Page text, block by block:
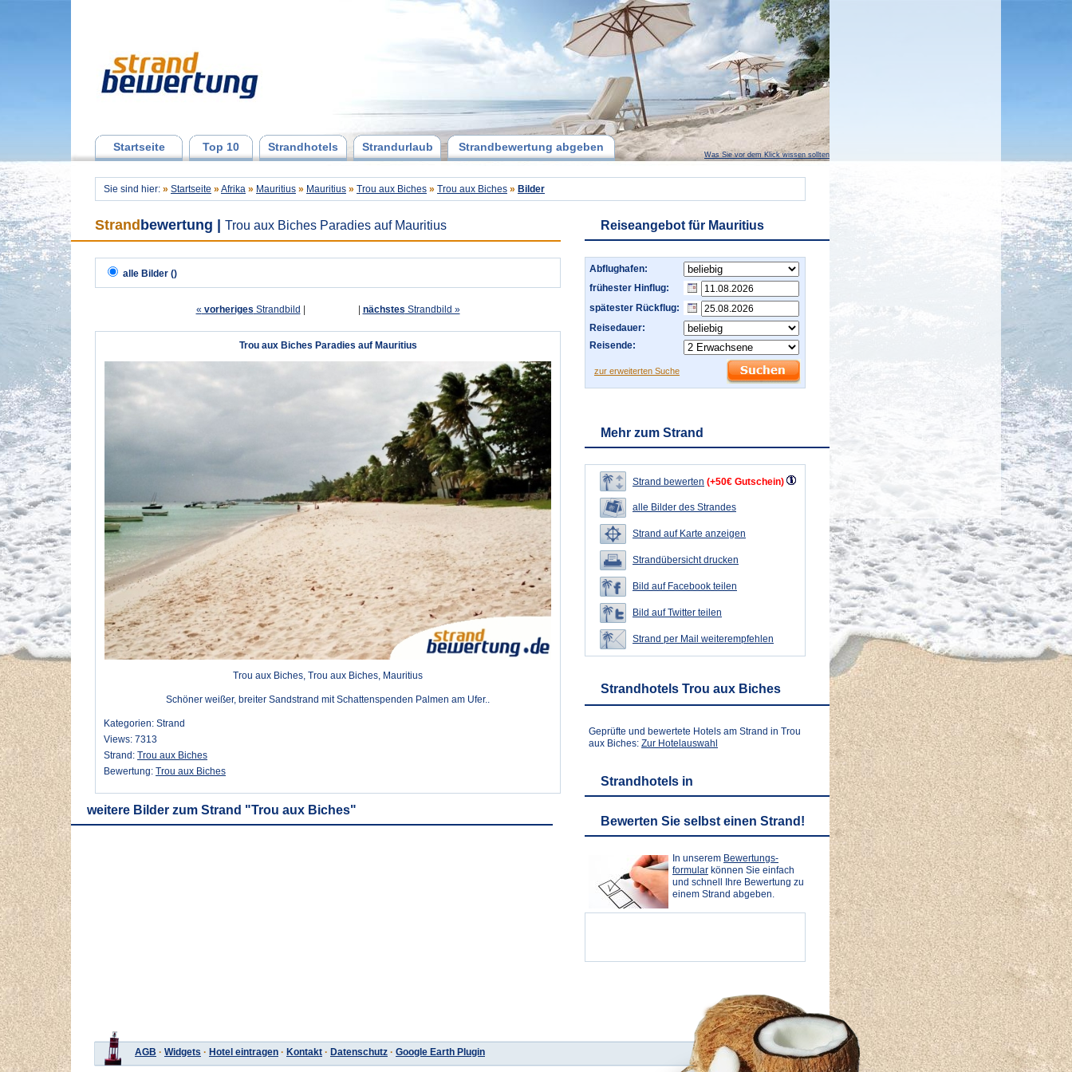
Startseite Top 10 Strandhotels Strandurlaub Strandbewertung abgeben
Was Sie vor dem Klick wissen sollten
Sie sind hier: » Startseite » Afrika » Mauritius » Mauritius » Trou aux Biches » Trou aux Biches » Bilder
Strand bewertung Trou aux Biches Paradies auf Mauritius
alle Bilder ()
« vorheriges Strandbild nächstes Strandbild »
Trou aux Biches Paradies auf Mauritius
Trou aux Biches, Trou aux Biches, Mauritius
Schöner weißer, breiter Sandstrand mit Schattenspenden Palmen am Ufer..
Kategorien: Strand
Views: 7313
Strand: Trou aux Biches
Bewertung: Trou aux Biches
weitere Bilder zum Strand "Trou aux Biches"
Reiseangebot für Mauritius
Abflughafen:
frühester Hinflug:
spätester Rückflug:
Reisedauer:
Reisende:
zur erweiterten Suche
Mehr zum Strand
Strand bewerten (+50€ Gutschein)
alle Bilder des Strandes
Strand auf Karte anzeigen
Strandübersicht drucken
Bild auf Facebook teilen
Bild auf Twitter teilen
Strand per Mail weiterempfehlen
Strandhotels Trou aux Biches
Geprüfte und bewertete Hotels am Strand in Trou
aux Biches: Zur Hotelauswahl
Strandhotels in
Bewerten Sie selbst einen Strand!
In unserem Bewertungs-
formular können Sie einfach
und schnell Ihre Bewertung zu
einem Strand abgeben.
AGB · Widgets · Hotel eintragen · Kontakt · Datenschutz · Google Earth Plugin